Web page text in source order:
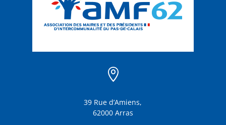

39 Rue d’Amiens,
62000 Arras